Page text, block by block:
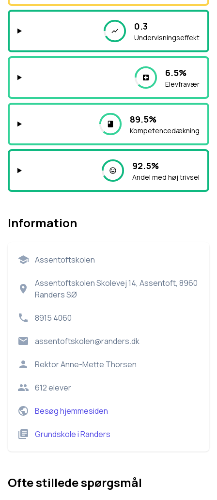
0.3
Undervisningseffekt
6.5%
Elevfravær
89.5%
Kompetencedækning
92.5%
Andel med høj trivsel
Information
Assentoftskolen
Assentoftskolen Skolevej 14, Assentoft, 8960
Randers SØ
8915 4060
assentoftskolen@randers.dk
RektorAnne-Mette Thorsen
612elever
Besøg hjemmesiden
GrundskoleiRanders
Ofte stillede spørgsmål